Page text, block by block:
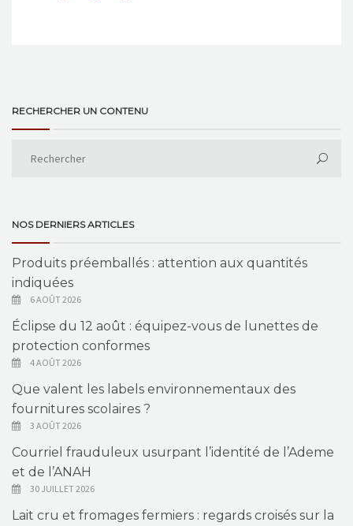
RECHERCHER UN CONTENU
NOS DERNIERS ARTICLES
Produits préemballés : attention aux quantités
indiquées
6 AOÛT 2026
Éclipse du 12 août : équipez-vous de lunettes de
protection conformes
4 AOÛT 2026
Que valent les labels environnementaux des
fournitures scolaires ?
3 AOÛT 2026
Courriel frauduleux usurpant l’identité de l’Ademe
et de l’ANAH
30 JUILLET 2026
Lait cru et fromages fermiers : regards croisés sur la